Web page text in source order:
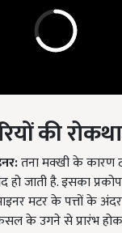
की
तना मक्खी के कारण
हो जाती है. इसका
माइनर मटर के पत्तों के
के उगने से प्रारंभ